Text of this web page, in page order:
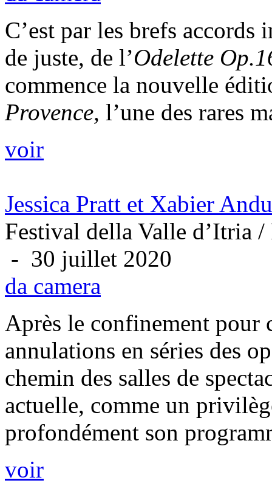
C’est par les brefs
de juste, de l’Odelette
commence la nouvelle
Provence, l’une des rares
voir
Jessica Pratt et Xabier
Festival della Valle d’Itria
- 30 juillet 2020
da camera
Après le confinement pour
annulations en séries des
chemin des salles de
actuelle, comme un
profondément son
voir